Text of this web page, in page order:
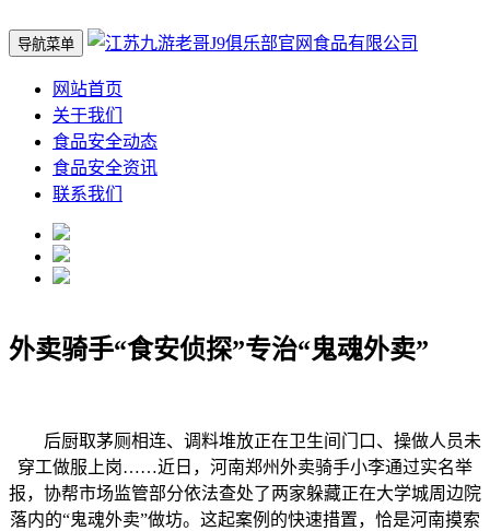
导航菜单
网站首页
关于我们
食品安全动态
食品安全资讯
联系我们
外卖骑手“食安侦探”专治“鬼魂外卖”
后厨取茅厕相连、调料堆放正在卫生间门口、操做人员未
穿工做服上岗……近日，河南郑州外卖骑手小李通过实名举
报，协帮市场监管部分依法查处了两家躲藏正在大学城周边院
落内的“鬼魂外卖”做坊。这起案例的快速措置，恰是河南摸索